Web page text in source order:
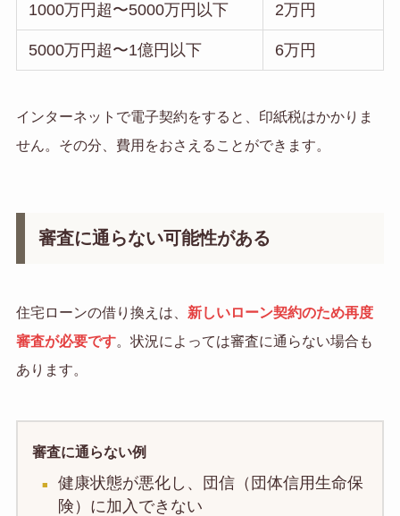
1000万円超〜5000万円以下 2万円
5000万円超〜1億円以下 6万円
インターネットで電子契約をすると、印紙税はかかりま
せん。その分、費用をおさえることができます。
審査に通らない可能性がある
住宅ローンの借り換えは、 新しいローン契約のため再度
審査が必要です。状況によっては審査に通らない場合も
あります。
審査に通らない例
健康状態が悪化し、団信（団体信用生命保
険）に加入できない